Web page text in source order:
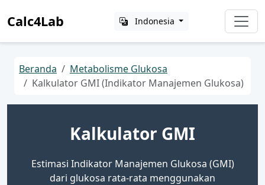
Calc4Lab Indonesia
Beranda
Metabolisme Glukosa
Kalkulator GMI (Indikator Manajemen Glukosa)
Kalkulator GMI
Estimasi Indikator Manajemen Glukosa (GMI)
dari glukosa rata-rata menggunakan